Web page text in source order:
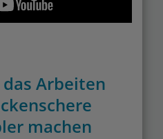
Arbeiten
machen